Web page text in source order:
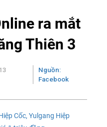
ra mắt
Thiên 3
Nguồn:
Facebook
Cốc, Yulgang Hiệp